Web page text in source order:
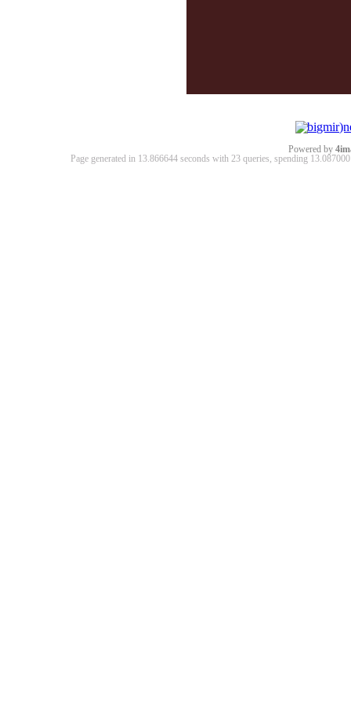
Powered by
Page generated in 13.866644 seconds with 23 queries, spending